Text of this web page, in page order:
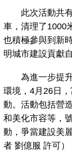
此次活動共有
車，清理了1000
也積極參與到新
明城市建設貢獻
為進一步提升
環境，4月26日
動。活動包括營
和美化市容等，
動，爭當建設美
者 劉億服 許可）